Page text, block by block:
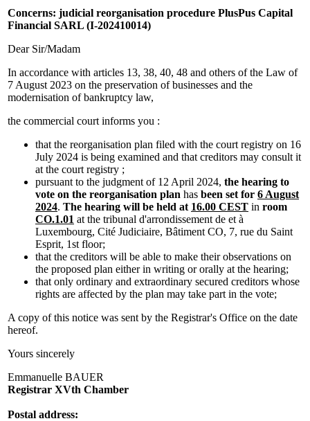
Concerns: judicial reorganisation procedure PlusPus Capital
Financial SARL (I-202410014)
Dear Sir/Madam
In accordance with articles 13, 38, 40, 48 and others of the Law of
7 August 2023 on the preservation of businesses and the
modernisation of bankruptcy law,
the commercial court informs you :
that the reorganisation plan filed with the court registry on 16
July 2024 is being examined and that creditors may consult it
at the court registry ;
pursuant to the judgment of 12 April 2024, the hearing to
vote on the reorganisation plan has been set for 6 August
2024. The hearing will be held at 16.00 CEST in room
CO.1.01 at the tribunal d'arrondissement de et à
Luxembourg, Cité Judiciaire, Bâtiment CO, 7, rue du Saint
Esprit, 1st floor;
that the creditors will be able to make their observations on
the proposed plan either in writing or orally at the hearing;
that only ordinary and extraordinary secured creditors whose
rights are affected by the plan may take part in the vote;
A copy of this notice was sent by the Registrar's Office on the date
hereof.
Yours sincerely
Emmanuelle BAUER
Registrar XVth Chamber
Postal address: